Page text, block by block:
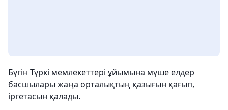
Бүгін Түркі мемлекеттері ұйымына мүше елдер
басшылары жаңа орталықтың қазығын қағып,
іргетасын қалады.